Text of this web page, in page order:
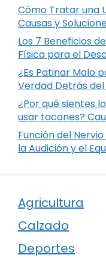
Cómo Tratar una
Causas y
Los 7 Beneficios
Física para el
¿Es Patinar Malo
Verdad Detrás
¿Por qué sientes
usar tacones?
Función del
la Audición y el
Agricultura
Calzado
Deportes